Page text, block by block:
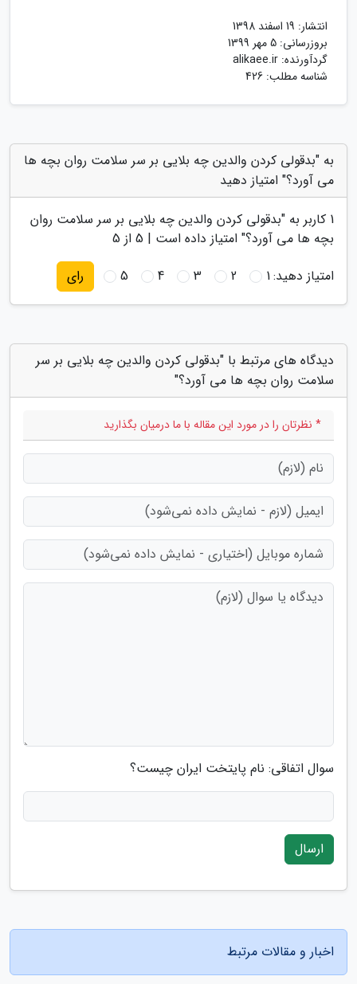
انتشار: 19 اسفند 1398
بروزرسانی: 5 مهر 1399
گردآورنده: alikaee.ir
شناسه مطلب: 426
به "بدقولی کردن والدین چه بلایی بر سر سلامت روان بچه ها
می آورد؟" امتیاز دهید
1 کاربر به "بدقولی کردن والدین چه بلایی بر سر سلامت روان
بچه ها می آورد؟" امتیاز داده است | 5 از 5
امتیاز دهید:1
2
3
4
5 رای
دیدگاه های مرتبط با "بدقولی کردن والدین چه بلایی بر سر
سلامت روان بچه ها می آورد؟"
* نظرتان را در مورد این مقاله با ما درمیان بگذارید
سوال اتفاقی: نام پایتخت ایران چیست؟
ارسال
اخبار و مقالات مرتبط